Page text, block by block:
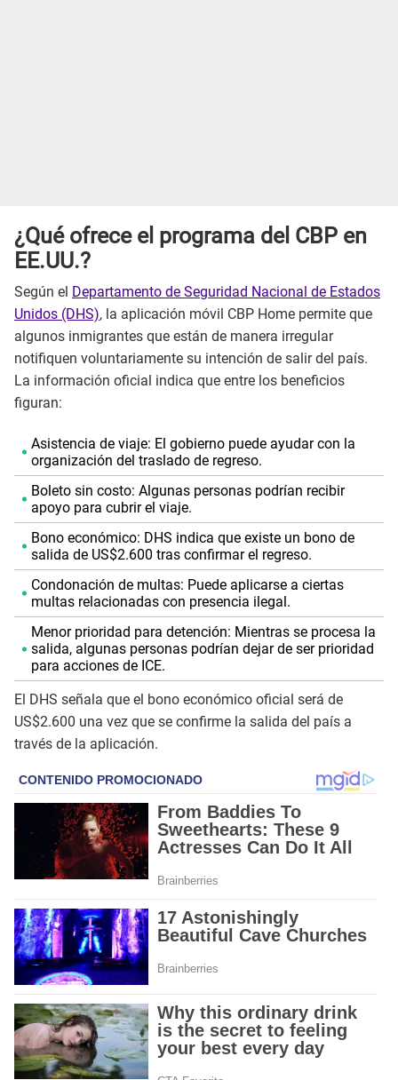
¿Qué ofrece el programa del CBP en
EE.UU.?
Según el Departamento de Seguridad Nacional de Estados
Unidos (DHS), la aplicación móvil CBP Home permite que
algunos inmigrantes que están de manera irregular
notifiquen voluntariamente su intención de salir del país.
La información oficial indica que entre los beneficios
figuran:
Asistencia de viaje: El gobierno puede ayudar con la
organización del traslado de regreso.
Boleto sin costo: Algunas personas podrían recibir
apoyo para cubrir el viaje.
Bono económico: DHS indica que existe un bono de
salida de US$2.600 tras confirmar el regreso.
Condonación de multas: Puede aplicarse a ciertas
multas relacionadas con presencia ilegal.
Menor prioridad para detención: Mientras se procesa la
salida, algunas personas podrían dejar de ser prioridad
para acciones de ICE.
El DHS señala que el bono económico oficial será de
US$2.600 una vez que se confirme la salida del país a
través de la aplicación.